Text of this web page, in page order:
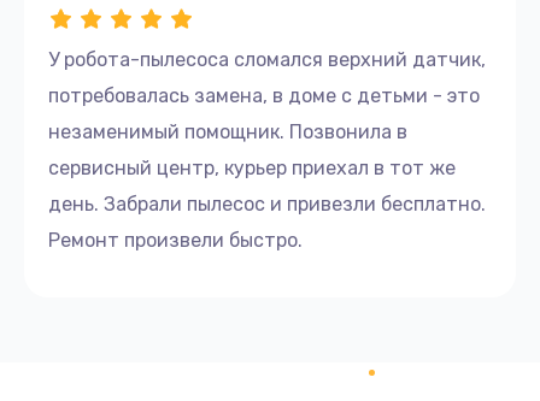
У робота-пылесоса сломался верхний датчик,
потребовалась замена, в доме с детьми - это
незаменимый помощник. Позвонила в
сервисный центр, курьер приехал в тот же
день. Забрали пылесос и привезли бесплатно.
Ремонт произвели быстро.